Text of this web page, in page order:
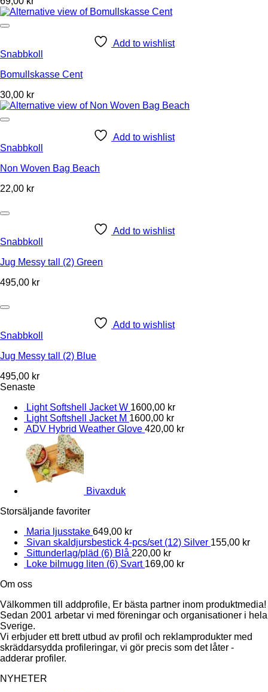
Add to wishlist
Snabbkoll
Bomullskasse Cent
30,00 kr
Add to wishlist
Snabbkoll
Non Woven Bag Beach
22,00 kr
Add to wishlist
Snabbkoll
Jug Messy tall (2) Green
495,00 kr
Add to wishlist
Snabbkoll
Jug Messy tall (2) Blue
495,00 kr
Senaste
Light Softshell Jacket W 1600,00 kr
Light Softshell Jacket M 1600,00 kr
ADV Hybrid Weather Glove 420,00 kr
Bivaxduk
Storsäljande favoriter
Maria ljusstake 649,00 kr
Sivan skaldjursbestick 4-pcs/set (12) Silver 155,00 kr
Sittunderlag/pläd (6) Blå 220,00 kr
Loke bilmugg liten (6) Svart 169,00 kr
Om oss
Välkommen till addprofile, Er bästa partner inom produktmedia!
Sedan 2001 arbetar vi med föreningar och organisationer i hela
Sverige.
Vi erbjuder ett brett utbud av profil och reklamprodukter med
skräddarsydda profileringar, vi gör precis som det låter -
adderar profiler.
NYHETER